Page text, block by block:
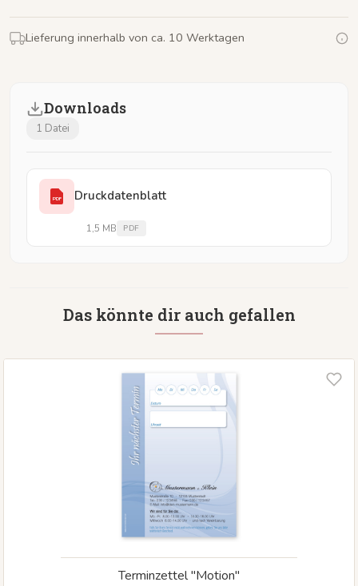
Lieferung innerhalb von ca. 10 Werktagen
Downloads
1 Datei
PDF Druckdatenblatt
1,5 MB PDF
Das könnte dir auch gefallen
Terminzettel "Motion"